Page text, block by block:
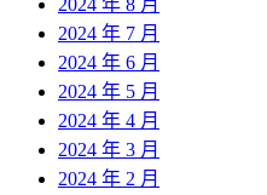
2024 年 8 月
2024 年 7 月
2024 年 6 月
2024 年 5 月
2024 年 4 月
2024 年 3 月
2024 年 2 月